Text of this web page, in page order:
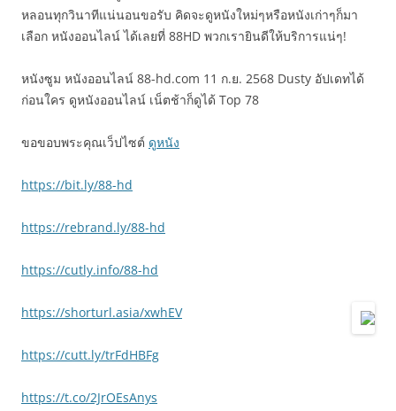
หลอนทุกวินาทีแน่นอนขอรับ คิดจะดูหนังใหม่ๆหรือหนังเก่าๆก็มา
เลือก หนังออนไลน์ ได้เลยที่ 88HD พวกเรายินดีให้บริการแน่ๆ!
หนังซูม หนังออนไลน์ 88-hd.com 11 ก.ย. 2568 Dusty อัปเดทได้
ก่อนใคร ดูหนังออนไลน์ เน็ตช้าก็ดูได้ Top 78
ขอขอบพระคุณเว็ปไซต์ ดูหนัง
https://bit.ly/88-hd
https://rebrand.ly/88-hd
https://cutly.info/88-hd
https://shorturl.asia/xwhEV
https://cutt.ly/trFdHBFg
https://t.co/2JrOEsAnys